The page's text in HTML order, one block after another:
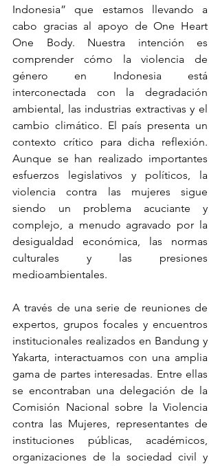
Indonesia” que estamos llevando a
cabo gracias al apoyo de One Heart
One Body. Nuestra intención es
comprender cómo la violencia de
género en Indonesia está
interconectada con la degradación
ambiental, las industrias extractivas y el
cambio climático. El país presenta un
contexto crítico para dicha reflexión.
Aunque se han realizado importantes
esfuerzos legislativos y políticos, la
violencia contra las mujeres sigue
siendo un problema acuciante y
complejo, a menudo agravado por la
desigualdad económica, las normas
culturales y las presiones
medioambientales.
A través de una serie de reuniones de
expertos, grupos focales y encuentros
institucionales realizados en Bandung y
Yakarta, interactuamos con una amplia
gama de partes interesadas. Entre ellas
se encontraban una delegación de la
Comisión Nacional sobre la Violencia
contra las Mujeres, representantes de
instituciones públicas, académicos,
organizaciones de la sociedad civil y